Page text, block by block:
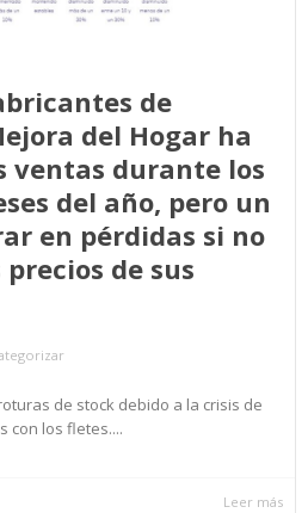
de
del Hogar ha
ventas durante los
del año, pero un
en pérdidas si no
de sus
de stock debido a la crisis de
con los fletes....
Leer más